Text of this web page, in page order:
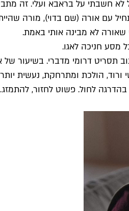
חשבתי על בראבא ועלי. זה
עם אורה (שם בדוי), מורה
לא מבינה אותי באמת.
מסע חניכה לאגו.
תסריט דרומי מדברי. בשיעור
הולכת ומתרחקת, נעשית
לחול. פשוט לחזור,